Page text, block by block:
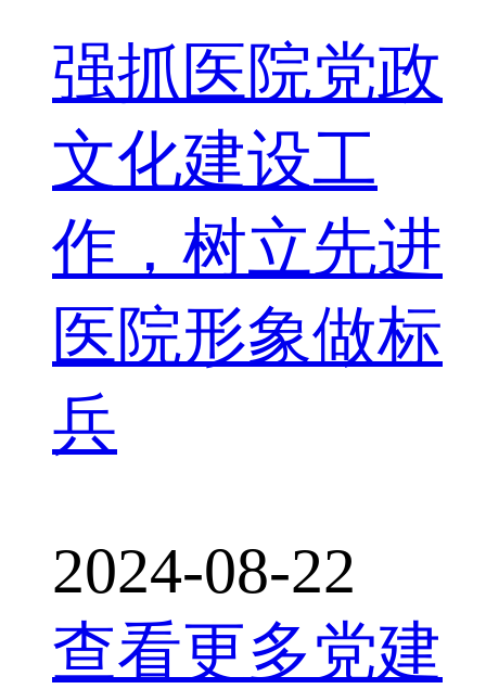
强抓医院党政
文化建设工
作，树立先进
医院形象做标
兵
2024-08-22
查看更多党建